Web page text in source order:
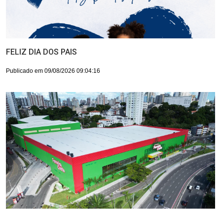
FELIZ DIA DOS PAIS
Publicado em 09/08/2026 09:04:16